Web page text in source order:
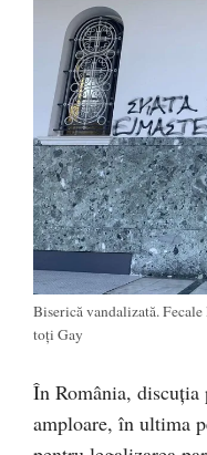
Biserică vandalizată.
toți Gay
În România,
amploare, în ultima